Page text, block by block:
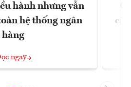
hành nhưng vẫn
hệ thống ngân
hàng
ngay